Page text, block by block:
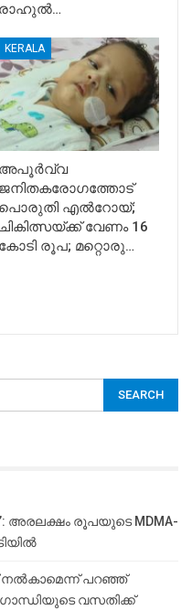
രാഹുൽ…
KERALA
അപൂര്‍വ്വ
ജനിതകരോഗത്തോട്
പൊരുതി എല്‍റോയ്;
ചികിത്സയ്ക്ക് വേണം 16
കോടി രൂപ; മറ്റൊരു…
അരലക്ഷം രൂപയുടെ MDMA-
നൽകാമെന്ന് പറഞ്ഞ്
വസതിക്ക്